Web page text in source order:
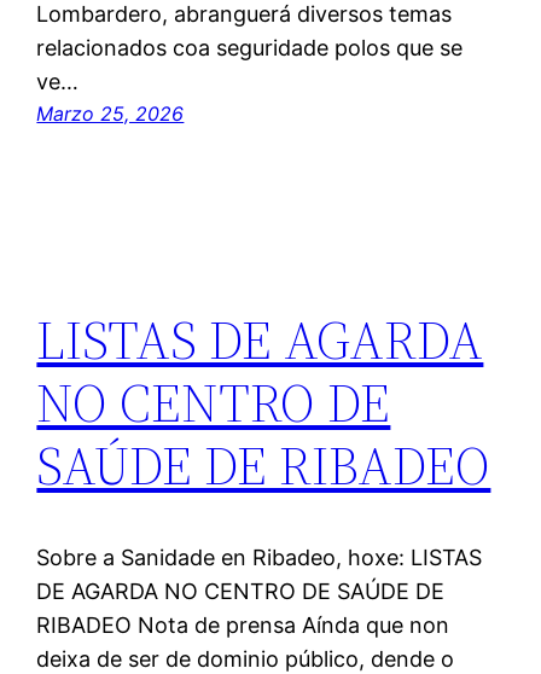
Lombardero, abranguerá diversos temas
relacionados coa seguridade polos que se
ve…
Marzo 25, 2026
LISTAS DE AGARDA
NO CENTRO DE
SAÚDE DE RIBADEO
Sobre a Sanidade en Ribadeo, hoxe: LISTAS
DE AGARDA NO CENTRO DE SAÚDE DE
RIBADEO Nota de prensa Aínda que non
deixa de ser de dominio público, dende o